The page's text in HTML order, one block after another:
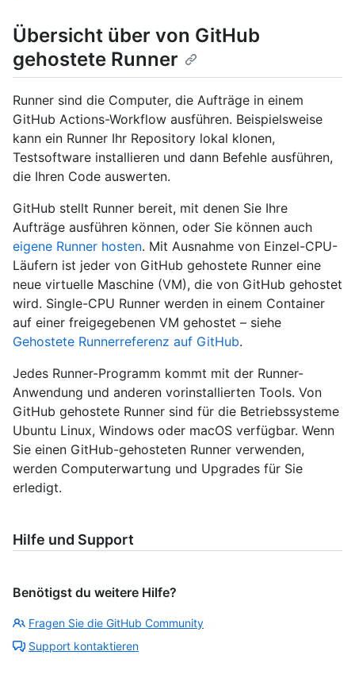
Übersicht über von GitHub
gehostete Runner
Runner sind die Computer, die Aufträge in einem
GitHub Actions-Workflow ausführen. Beispielsweise
kann ein Runner Ihr Repository lokal klonen,
Testsoftware installieren und dann Befehle ausführen,
die Ihren Code auswerten.
GitHub stellt Runner bereit, mit denen Sie Ihre
Aufträge ausführen können, oder Sie können auch
eigene Runner hosten. Mit Ausnahme von Einzel-CPU-
Läufern ist jeder von GitHub gehostete Runner eine
neue virtuelle Maschine (VM), die von GitHub gehostet
wird. Single-CPU Runner werden in einem Container
auf einer freigegebenen VM gehostet – siehe
Gehostete Runnerreferenz auf GitHub.
Jedes Runner-Programm kommt mit der Runner-
Anwendung und anderen vorinstallierten Tools. Von
GitHub gehostete Runner sind für die Betriebssysteme
Ubuntu Linux, Windows oder macOS verfügbar. Wenn
Sie einen GitHub-gehosteten Runner verwenden,
werden Computerwartung und Upgrades für Sie
erledigt.
Hilfe und Support
Benötigst du weitere Hilfe?
Fragen Sie die GitHub Community
Support kontaktieren